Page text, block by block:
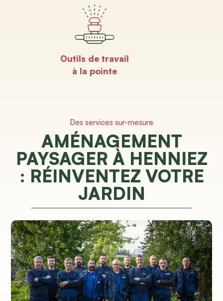
Outils de travail
à la pointe
Des services sur-mesure
AMÉNAGEMENT
PAYSAGER À HENNIEZ
: RÉINVENTEZ VOTRE
JARDIN